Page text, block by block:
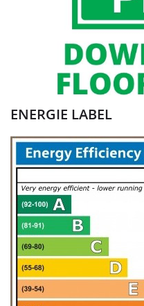
ENERGIE LABEL